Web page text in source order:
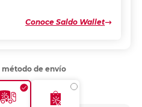
Conoce Saldo Wallet
método de envío